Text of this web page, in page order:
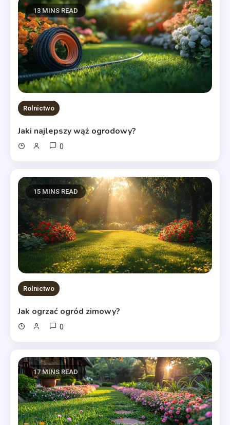
13 MINS READ
Rolnictwo
Jaki najlepszy wąż ogrodowy?
0
15 MINS READ
Rolnictwo
Jak ogrzać ogród zimowy?
0
17 MINS READ